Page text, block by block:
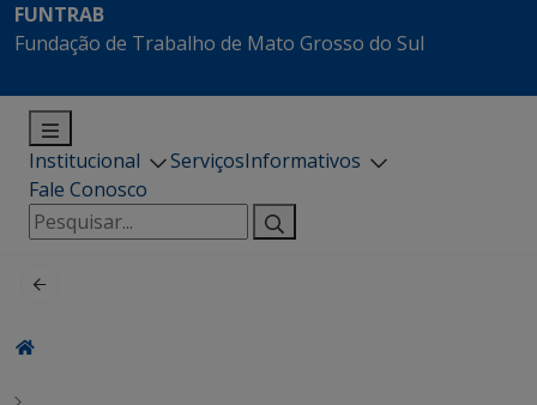
FUNTRAB
Fundação de Trabalho de Mato Grosso do Sul
Institucional ServiçosInformativos
Fale Conosco
Pesquisar
por: